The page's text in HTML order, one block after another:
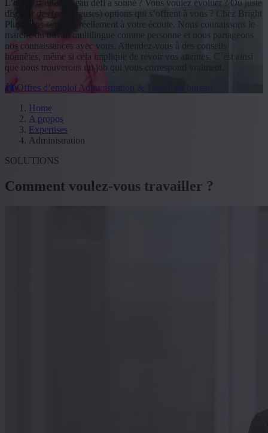
L’heure d’un nouveau défi a sonné ? Vous voulez évoluer ? Ou juste
discuter des (nombreuses) options qui s’offrent à vous ? Chez Bright
Plus, nous sommes réellement à votre écoute. Nous connaissons le
marché du travail multilingue comme personne et nous partageons
nos connaissances avec vous. Attendez-vous à des conseils
honnêtes, même si cela implique de revoir vos attentes. C’est ainsi
que nous trouverons un job qui vous correspond vraiment.
Offres d’emploi Administration & Travail de bureau
Home
A propos
Expertises
Administration
SOLUTIONS
Comment voulez-vous travailler ?